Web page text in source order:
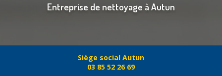
Entreprise de nettoyage à Autun
Siège social Autun
03 85 52 26 69